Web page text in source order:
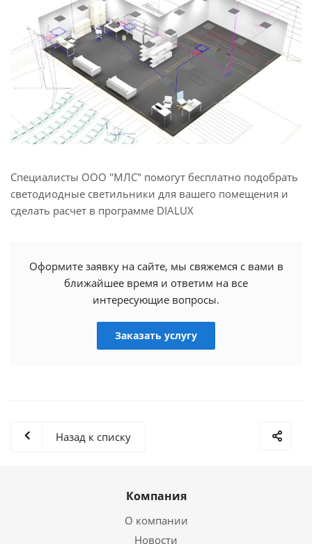
Специалисты ООО "МЛС" помогут бесплатно подобрать
светодиодные светильники для вашего помещения и
сделать расчет в программе DIALUX
Оформите заявку на сайте, мы свяжемся с вами в
ближайшее время и ответим на все
интересующие вопросы.
Заказать услугу
Назад к списку
Компания
О компании
Новости